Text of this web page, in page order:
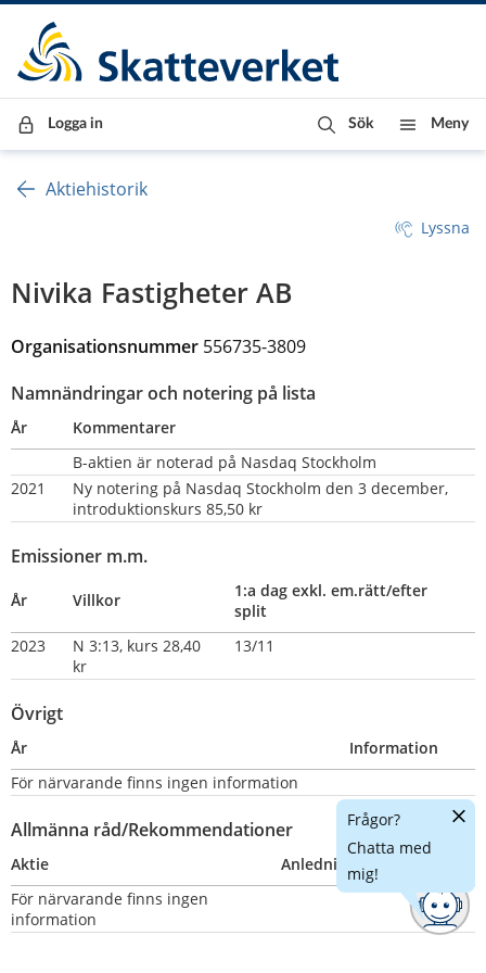
Till innehåll
Till navigationen
Till chattrobot
Logga in Sök Meny
Aktiehistorik
Lyssna
Nivika Fastigheter AB
Organisationsnummer 556735-3809
Namnändringar och notering på lista
År
Kommentarer
B-aktien är noterad på Nasdaq Stockholm
2021
Ny notering på Nasdaq Stockholm den 3 december,
introduktionskurs 85,50 kr
Emissioner m.m.
År Villkor
1:a dag exkl. em.rätt/efter
split
2023
N 3:13, kurs 28,40
kr
13/11
Övrigt
År
Information
För närvarande finns ingen information
Allmänna råd/Rekommendationer
Aktie Anledning
För närvarande finns ingen
information
Frågor?
Chatta med
mig!
Dölj